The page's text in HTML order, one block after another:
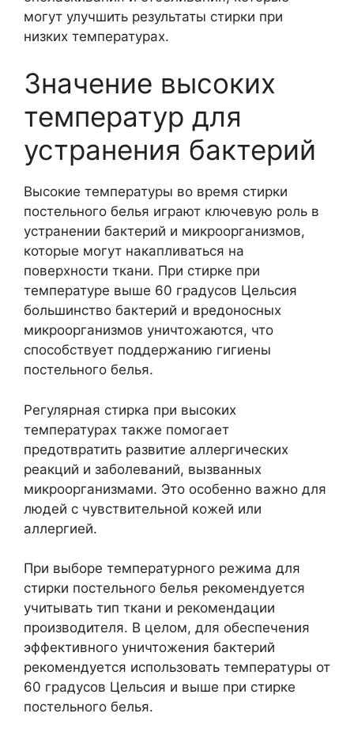
могут улучшить результаты стирки при
низких температурах.
Значение высоких
температур для
устранения бактерий
Высокие температуры во время стирки
постельного белья играют ключевую роль в
устранении бактерий и микроорганизмов,
которые могут накапливаться на
поверхности ткани. При стирке при
температуре выше 60 градусов Цельсия
большинство бактерий и вредоносных
микроорганизмов уничтожаются, что
способствует поддержанию гигиены
постельного белья.
Регулярная стирка при высоких
температурах также помогает
предотвратить развитие аллергических
реакций и заболеваний, вызванных
микроорганизмами. Это особенно важно для
людей с чувствительной кожей или
аллергией.
При выборе температурного режима для
стирки постельного белья рекомендуется
учитывать тип ткани и рекомендации
производителя. В целом, для обеспечения
эффективного уничтожения бактерий
рекомендуется использовать температуры от
60 градусов Цельсия и выше при стирке
постельного белья.